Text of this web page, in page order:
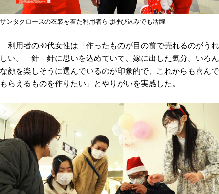
サンタクロースの衣装を着た利用者らは呼び込みでも活躍
利用者の30代女性は「作ったものが目の前で売れるのがうれ
しい。一針一針に思いを込めていて、嫁に出した気分。いろん
な顔を楽しそうに選んでいるのが印象的で、これからも喜んで
もらえるものを作りたい」とやりがいを実感した。